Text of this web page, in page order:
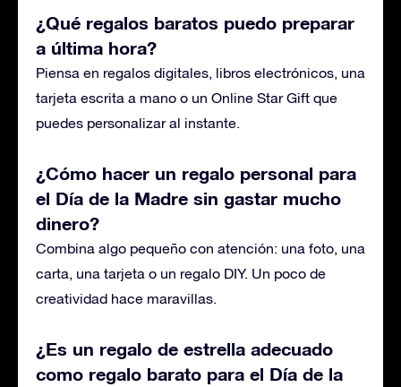
¿Qué regalos baratos puedo preparar
a última hora?
Piensa en regalos digitales, libros electrónicos, una
tarjeta escrita a mano o un Online Star Gift que
puedes personalizar al instante.
¿Cómo hacer un regalo personal para
el Día de la Madre sin gastar mucho
dinero?
Combina algo pequeño con atención: una foto, una
carta, una tarjeta o un regalo DIY. Un poco de
creatividad hace maravillas.
¿Es un regalo de estrella adecuado
como regalo barato para el Día de la